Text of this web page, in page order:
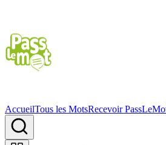
AccueilTous les MotsRecevoir